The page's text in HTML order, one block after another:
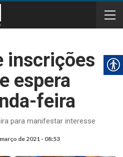
inscrições
espera
feira
para manifestar interesse
de 2021 - 08:53